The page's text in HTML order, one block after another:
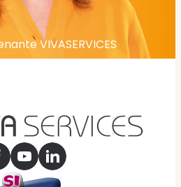
VIVASERVICES